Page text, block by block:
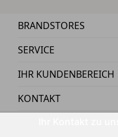
BRANDSTORES
SERVICE
IHR KUNDENBEREICH
KONTAKT